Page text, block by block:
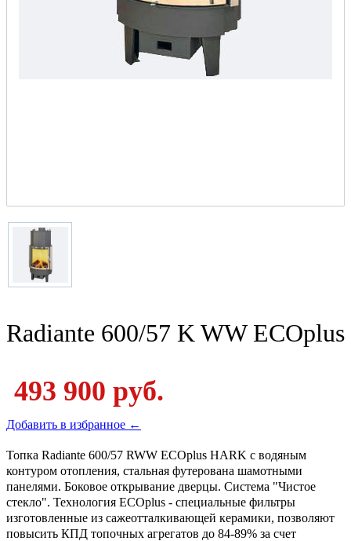
Radiante 600/57 K WW ECOplus
493 900 руб.
Добавить в избранное ←
Топка Radiante 600/57 RWW ECOplus HARK с водяным
контуром отопления, стальная футерована шамотными
панелями. Боковое открывание дверцы. Система "Чистое
стекло". Технология ECOplus - специальные фильтры
изготовленные из сажеотталкивающей керамики, позволяют
повысить КПД топочных агрегатов до 84-89% за счет